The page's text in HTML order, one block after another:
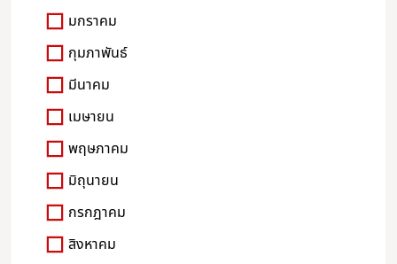
มกราคม
กุมภาพันธ์
มีนาคม
เมษายน
พฤษภาคม
มิถุนายน
กรกฎาคม
สิงหาคม